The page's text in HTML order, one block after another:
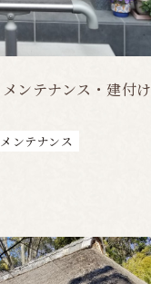
テナンス・建付け
メンテナンス